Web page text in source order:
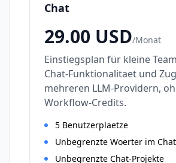
Chat
29.00 USD/Monat
Einstiegsplan für kleine
Chat-Funktionalitaet und
mehreren LLM-Providern,
Workflow-Credits.
5 Benutzerplaetze
Unbegrenzte Woerter im Chat
Unbegrenzte Chat-Projekte